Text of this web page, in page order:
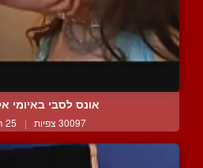
אונס לסבי באיומי
30097 צפיות | 25 המלצות